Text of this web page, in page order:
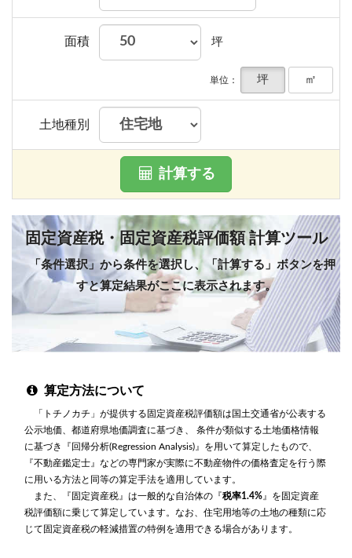
面積 坪
単位： 坪 ㎡
土地種別
計算する
固定資産税・固定資産税評価額 計算ツール
「条件選択」から条件を選択し、「計算する」ボタンを押
すと算定結果がここに表示されます。
算定方法について
「トチノカチ」が提供する固定資産税評価額は国土交通省が公表する
公示地価、都道府県地価調査に基づき、 条件が類似する土地価格情報
に基づき『回帰分析(Regression Analysis)』を用いて算定したもので、
『不動産鑑定士』などの専門家が実際に不動産物件の価格査定を行う際
に用いる方法と同等の算定手法を適用しています。
また、『固定資産税』は一般的な自治体の『 税率1.4%』を固定資産
税評価額に乗じて算定しています。なお、住宅用地等の土地の種類に応
じて固定資産税の軽減措置の特例を適用できる場合があります。